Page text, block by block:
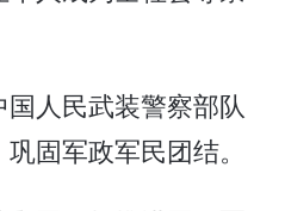
人民武装警察部队
固军政军民团结。